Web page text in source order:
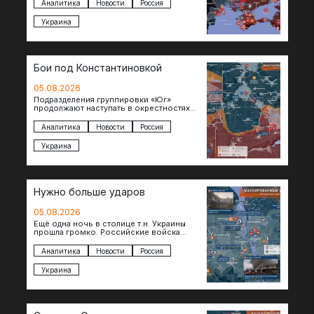
Аналитика Новости Россия
Украина
Бои под Константиновкой
05.08.2026
Подразделения группировки «Юг»
продолжают наступать в окрестностях
города. Пока на восточном фланге идут
ожесточенные бои за окраины…
Аналитика Новости Россия
Украина
Нужно больше ударов
05.08.2026
Ещё одна ночь в столице т.н. Украины
прошла громко. Российские войска
объекты и предприятия в Киеве и
окрестностях….
Аналитика Новости Россия
Украина